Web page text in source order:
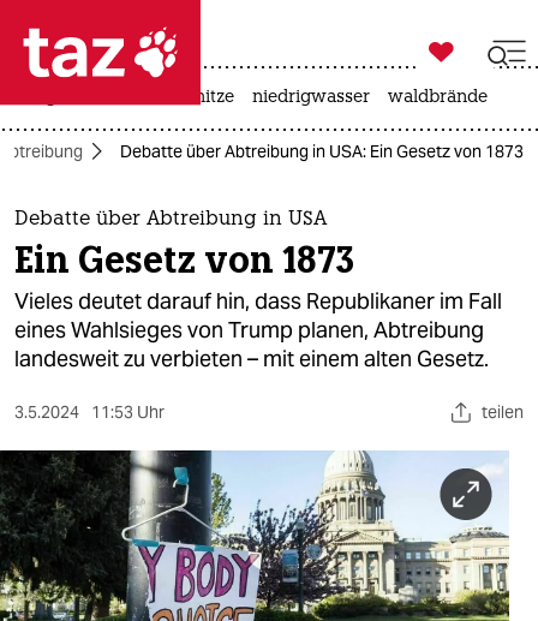
 taz zahl ich
taz zahl ich
themen
politik
öko
sport
berlin
nord

taz zahl ich
hitze niedrigwasser waldbrände
Abtreibung Debatte über Abtreibung in USA: Ein Gesetz von 1873
Debatte über Abtreibung in USA
Ein Gesetz von 1873
Vieles deutet darauf hin, dass Republikaner im Fall
eines Wahlsieges von Trump planen, Abtreibung
landesweit zu verbieten – mit einem alten Gesetz.
3.5.2024 11:53 Uhr teilen